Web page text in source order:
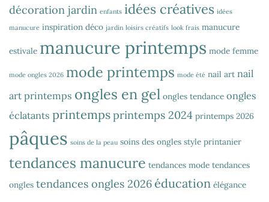
décoration jardin enfants idées créatives idées
manucure inspiration déco jardin loisirs créatifs look frais manucure
estivale manucure printemps mode femme
mode ongles 2026 mode printemps mode été nail art nail
art printemps ongles en gel ongles tendance ongles
éclatants printempsprintemps 2024 printemps 2026
pâques soins de la peau soins des ongles style printanier
tendances manucure tendances mode tendances
ongles tendances ongles 2026 éducation élégance